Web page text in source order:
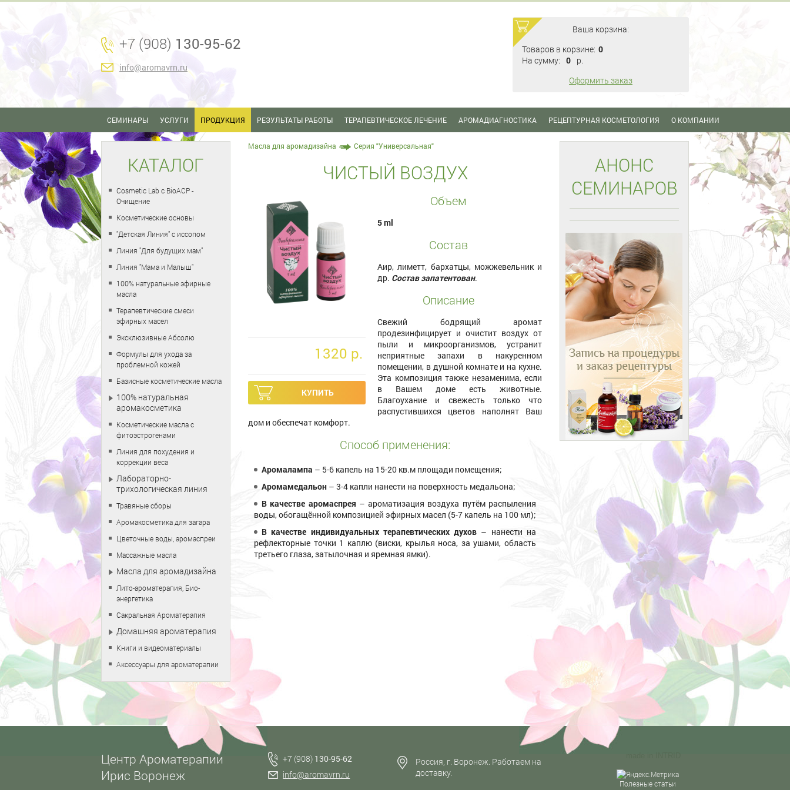
+7 (908) 130-95-62
info@aromavrn.ru
Ваша корзина:
Товаров в корзине: 0
На сумму: 0 p.
Оформить заказ
СЕМИНАРЫ УСЛУГИ ПРОДУКЦИЯ РЕЗУЛЬТАТЫ РАБОТЫ ТЕРАПЕВТИЧЕСКОЕ ЛЕЧЕНИЕ АРОМАДИАГНОСТИКА РЕЦЕПТУРНАЯ КОСМЕТОЛОГИЯ О КОМПАНИИ
Масла для аромадизайна Серия "Универсальная"
ЧИСТЫЙ ВОЗДУХ
1320 p.
Объем
5 ml
Состав
Аир, лиметт, бархатцы, можжевельник и
др. Состав запатентован.
Описание
Свежий бодрящий аромат
продезинфицирует и очистит воздух от
пыли и микроорганизмов, устранит
неприятные запахи в накуренном
помещении, в душной комнате и на кухне.
Эта композиция также незаменима, если
в Вашем доме есть животные.
Благоухание и свежесть только что
распустившихся цветов наполнят Ваш
дом и обеспечат комфорт.
Способ применения:
Аромалампа – 5-6 капель на 15-20 кв.м площади помещения;
Аромамедальон – 3-4 капли нанести на поверхность медальона;
В качестве аромаспрея – ароматизация воздуха путём распыления
воды, обогащённой композицией эфирных масел (5-7 капель на 100 мл);
В качестве индивидуальных терапевтических духов – нанести на
рефлекторные точки 1 каплю (виски, крылья носа, за ушами, область
третьего глаза, затылочная и яремная ямки).
КАТАЛОГ
Cosmetic Lab с BioACP -
Очищение
Косметические основы
"Детская Линия" с иссопом
Линия "Для будущих мам"
Линия "Мама и Малыш"
100% натуральные эфирные
масла
Терапевтические смеси
эфирных масел
Эксклюзивные Абсолю
Формулы для ухода за
проблемной кожей
Базисные косметические масла
100% натуральная
аромакосметика
Косметические масла с
фитоэстрогенами
Линия для похудения и
коррекции веса
Лабораторно-
трихологическая линия
Травяные сборы
Аромакосметика для загара
Цветочные воды, аромаспреи
Массажные масла
Масла для аромадизайна
Лито-ароматерапия, Био-
энергетика
Сакральная Ароматерапия
Домашняя ароматерапия
Книги и видеоматериалы
Аксессуары для ароматерапии
АНОНС
СЕМИНАРОВ
Центр Ароматерапии
Ирис Воронеж
+7 (908) 130-95-62
info@aromavrn.ru
Россия, г. Воронеж. Работаем на
доставку.
Полезные статьи